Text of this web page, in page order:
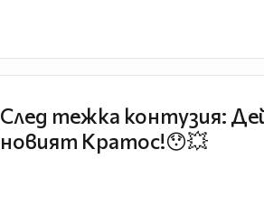
След тежка контузия:
новият Кратос!😯💥